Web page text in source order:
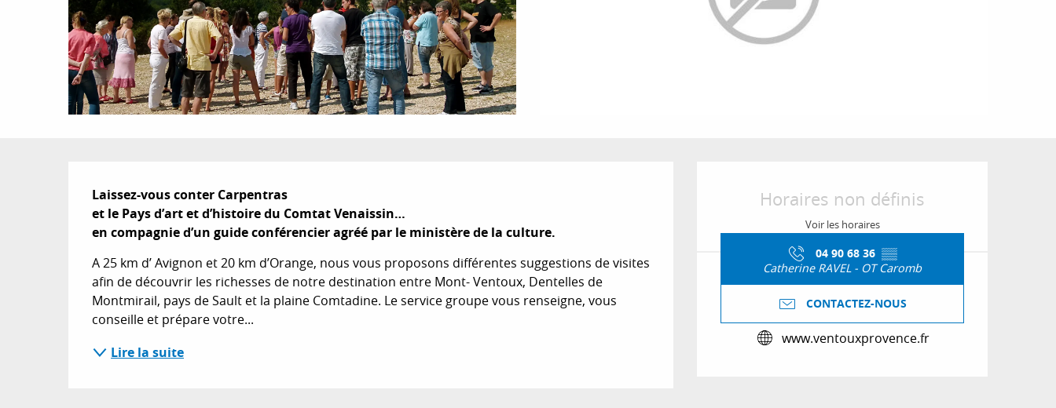
Ouverture et
Horaires non définis
Voir les horaires
04 90 68 36 ▒▒
Catherine RAVEL - OT Caromb
CONTACTEZ-NOUS
www.ventouxprovence.fr
Description
Laissez-vous conter Carpentras
et le Pays d’art et d’histoire du Comtat Venaissin…
en compagnie d’un guide conférencier agréé par le ministère de la culture.
A 25 km d’ Avignon et 20 km d’Orange, nous vous proposons différentes suggestions de visites
afin de découvrir les richesses de notre destination entre Mont- Ventoux, Dentelles de
Montmirail, pays de Sault et la plaine Comtadine. Le service groupe vous renseigne, vous
conseille et prépare votre...
Lire la suite